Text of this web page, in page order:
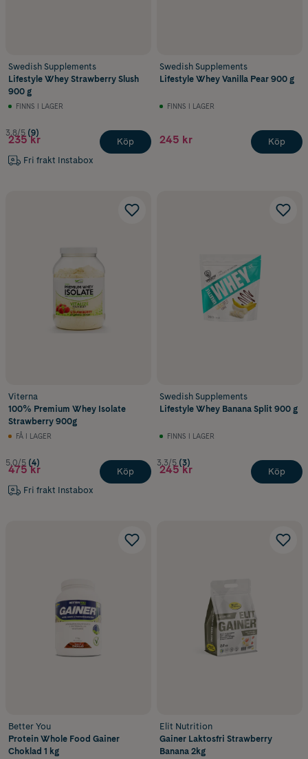
Swedish Supplements
Lifestyle Whey Strawberry Slush
900 g
FINNS I LAGER
3.8/5 (9)
235 kr
Fri frakt Instabox
Köp
Swedish Supplements
Lifestyle Whey Vanilla Pear 900 g
FINNS I LAGER
245 kr Köp
Viterna
100% Premium Whey Isolate
Strawberry 900g
FÅ I LAGER
5.0/5 (4)
475 kr
Fri frakt Instabox
Köp
Swedish Supplements
Lifestyle Whey Banana Split 900 g
FINNS I LAGER
3.3/5 (3)
245 kr Köp
Better You
Protein Whole Food Gainer
Choklad 1 kg
Elit Nutrition
Gainer Laktosfri Strawberry
Banana 2kg